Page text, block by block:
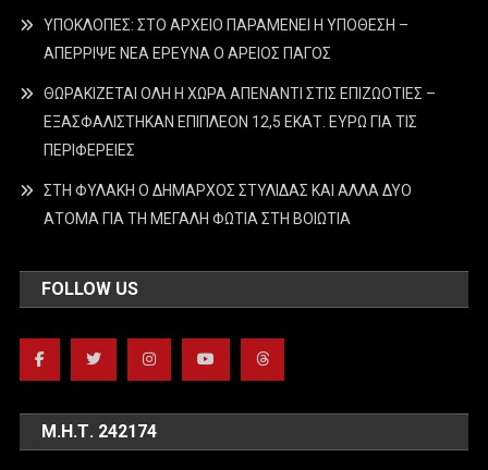
ΥΠΟΚΛΟΠΕΣ: ΣΤΟ ΑΡΧΕΙΟ ΠΑΡΑΜΕΝΕΙ Η ΥΠΟΘΕΣΗ –
ΑΠΕΡΡΙΨΕ ΝΕΑ ΕΡΕΥΝΑ Ο ΑΡΕΙΟΣ ΠΑΓΟΣ
ΘΩΡΑΚΙΖΕΤΑΙ ΟΛΗ Η ΧΩΡΑ ΑΠΕΝΑΝΤΙ ΣΤΙΣ ΕΠΙΖΩΟΤΙΕΣ –
ΕΞΑΣΦΑΛΙΣΤΗΚΑΝ ΕΠΙΠΛΕΟΝ 12,5 ΕΚΑΤ. ΕΥΡΩ ΓΙΑ ΤΙΣ
ΠΕΡΙΦΕΡΕΙΕΣ
ΣΤΗ ΦΥΛΑΚΗ Ο ΔΗΜΑΡΧΟΣ ΣΤΥΛΙΔΑΣ ΚΑΙ ΑΛΛΑ ΔΥΟ
ΑΤΟΜΑ ΓΙΑ ΤΗ ΜΕΓΑΛΗ ΦΩΤΙΑ ΣΤΗ ΒΟΙΩΤΙΑ
FOLLOW US
Μ.Η.Τ. 242174